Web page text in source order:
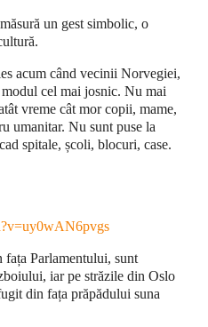
un gest simbolic, o
acum când vecinii Norvegiei,
cel mai josnic. Nu mai
vreme cât mor copii, mame,
umanitar. Nu sunt puse la
spitale, școli, blocuri, case.
fața Parlamentului, sunt
iar pe străzile din Oslo
din fața prăpădului suna